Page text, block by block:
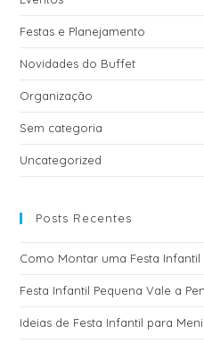
Festas e Planejamento
Novidades do Buffet
Organização
Sem categoria
Uncategorized
Posts Recentes
Como Montar uma Festa
Festa Infantil Pequena Vale a
Ideias de Festa Infantil para